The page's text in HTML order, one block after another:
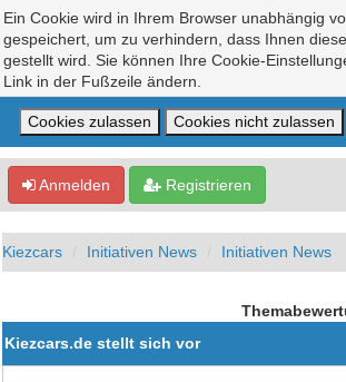
Ein Cookie wird in Ihrem Browser unabhängig
gespeichert, um zu verhindern, dass Ihnen
gestellt wird. Sie können Ihre Cookie-
Link in der Fußzeile ändern.
Anmelden Registrieren
Kiezcars Initiativen News Initiativen News
Kiezcars.de stellt sich vor